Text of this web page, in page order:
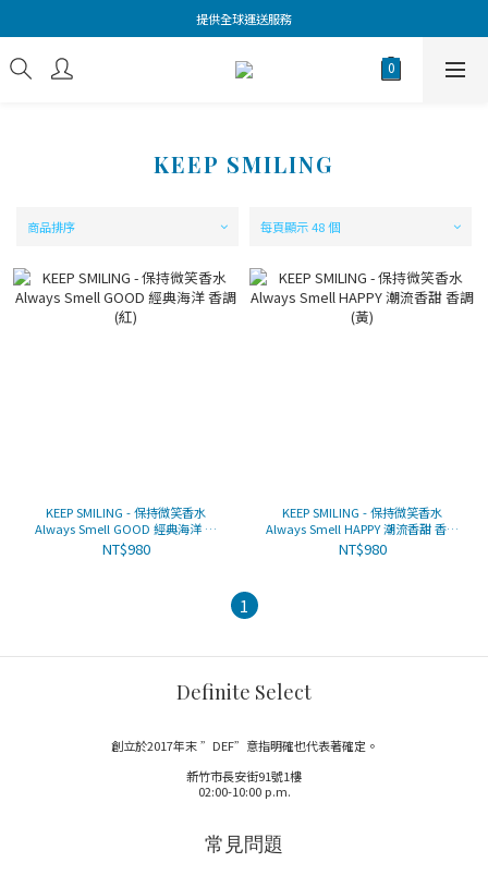
提供全球運送服務
KEEP SMILING
商品排序 每頁顯示 48 個
KEEP SMILING - 保持微笑香水
Always Smell GOOD 經典海洋 香
調 (紅)
NT$980
KEEP SMILING - 保持微笑香水
Always Smell HAPPY 潮流香甜 香調
(黃)
NT$980
1
Definite Select
創立於2017年末 ”DEF”意指明確也代表著確定。
新竹市長安街91號1樓
02:00-10:00 p.m.
常見問題